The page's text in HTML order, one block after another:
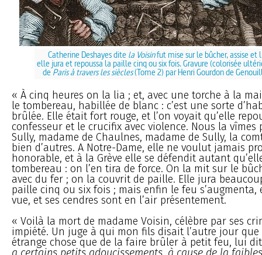
Catherine Deshayes dite la Voisinfut mise sur le bûcher, assise et
elle jura et repoussa la paille cinq ou six fois. Gravure (colorisée
deParis à travers les siècles(Tome 2) par Henri Gourdon de
« À cinq heures on la lia ; et, avec une torche à la
le tombereau, habillée de blanc : c’est une sorte
brûlée. Elle était fort rouge, et l’on voyait qu’elle
confesseur et le crucifix avec violence. Nous la vîmes
Sully, madame de Chaulnes, madame de Sully, la
bien d’autres. A Notre-Dame, elle ne voulut jamais
honorable, et à la Grève elle se défendit autant
tombereau : on l’en tira de force. On la mit sur le
avec du fer ; on la couvrit de paille. Elle jura
paille cinq ou six fois ; mais enfin le feu s’augmenta,
vue, et ses cendres sont en l’air présentement.
« Voilà la mort de madame Voisin, célèbre par ses
impiété. Un juge à qui mon fils disait l’autre jour que
étrange chose que de la faire brûler à petit feu, lui